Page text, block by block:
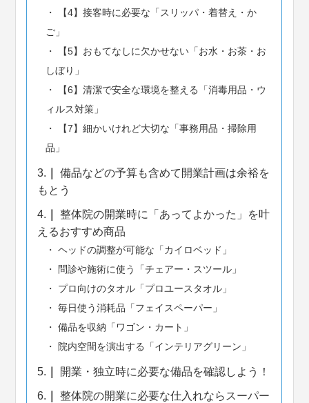
【4】接客時に必要な「スリッパ・着替え・か
ご」
【5】おもてなしに欠かせない「お水・お茶・お
しぼり」
【6】清潔で安全な環境を整える「消毒用品・ウ
ィルス対策」
【7】細かいけれど大切な「事務用品・掃除用
品」
3.
備品などの予算も含めて開業計画は余裕を
もとう
4.
整体院の開業時に「あってよかった」を叶
えるおすすめ商品
ヘッドの調整が可能な「カイロベッド」
問診や施術に使う「チェアー・スツール」
プロ向けのタオル「プロユースタオル」
毎日使う消耗品「フェイスペーパー」
備品を収納「ワゴン・カート」
院内空間を演出する「インテリアグリーン」
5. 開業・独立時に必要な備品を確認しよう！
6.
整体院の開業に必要な仕入れならスーパー